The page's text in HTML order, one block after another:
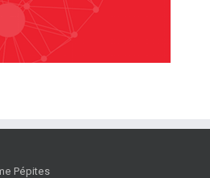
Pépites